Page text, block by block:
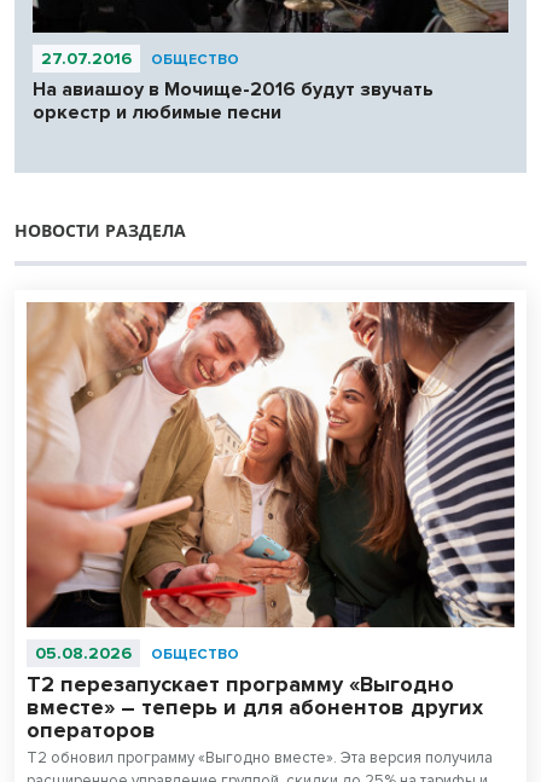
27.07.2016 ОБЩЕСТВО
На авиашоу в Мочище-2016 будут звучать
оркестр и любимые песни
НОВОСТИ РАЗДЕЛА
05.08.2026 ОБЩЕСТВО
Т2 перезапускает программу «Выгодно
вместе» – теперь и для абонентов других
операторов
T2 обновил программу «Выгодно вместе». Эта версия получила